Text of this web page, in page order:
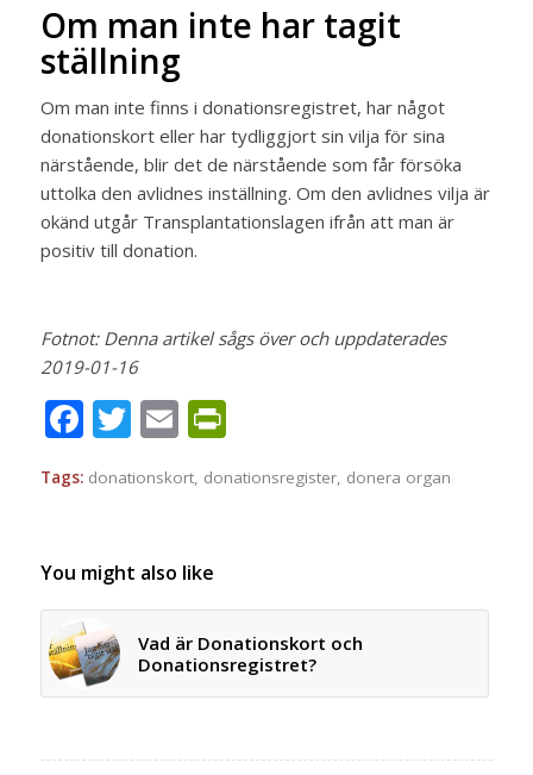
Om man inte har tagit
ställning
Om man inte finns i donationsregistret, har något
donationskort eller har tydliggjort sin vilja för sina
närstående, blir det de närstående som får försöka
uttolka den avlidnes inställning. Om den avlidnes vilja är
okänd utgår Transplantationslagen ifrån att man är
positiv till donation​.
Fotnot: Denna artikel sågs över och uppdaterades
2019-01-16
Facebook
Twitter
EmailPrintFriendly
Tags: donationskort, donationsregister, donera organ
You might also like
Vad är Donationskort och
Donationsregistret?